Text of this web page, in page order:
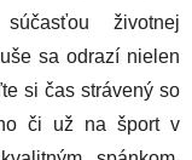
životnej
sa odrazí nielen
si čas strávený so
či už na šport v